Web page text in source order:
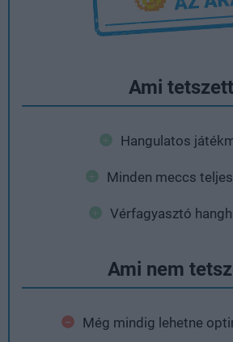
Ami tetszett
Hangulatos
Minden meccs
Vérfagyasztó
Ami nem
Még mindig lehetne